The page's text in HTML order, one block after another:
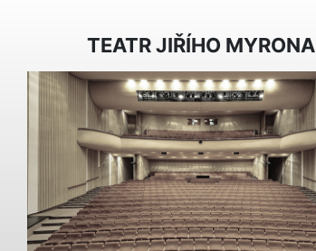
TEATR JIŘÍHO MYRONA